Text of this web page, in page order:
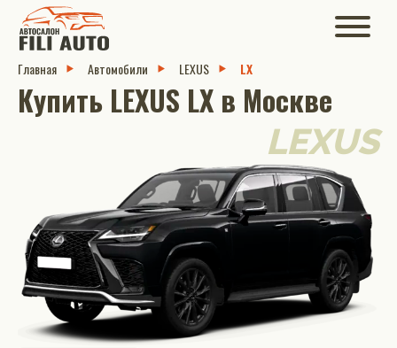
Главная Автомобили LEXUS LX
Купить LEXUS LX в Москве
LEXUS